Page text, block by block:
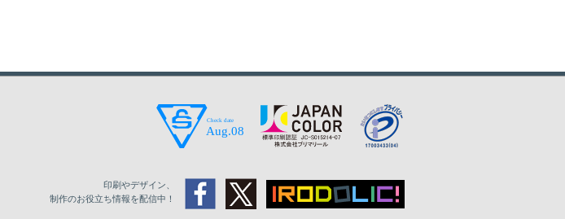
印刷やデザイン、
制作のお役立ち情報を配信中！